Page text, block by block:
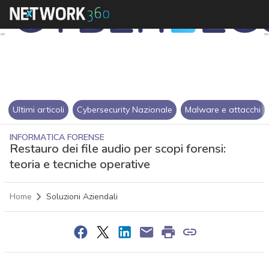
Ultimi articoli Cybersecurity Nazionale Malware e attacchi
INFORMATICA FORENSE
Restauro dei file audio per scopi forensi:
teoria e tecniche operative
Home Soluzioni Aziendali